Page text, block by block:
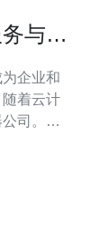
与价
企业和
着云计
司。本